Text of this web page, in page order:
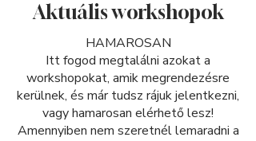
Aktuális workshopok
HAMAROSAN
Itt fogod megtalálni azokat a
workshopokat, amik megrendezésre
kerülnek, és már tudsz rájuk jelentkezni,
vagy hamarosan elérhető lesz!
Amennyiben nem szeretnél lemaradni a